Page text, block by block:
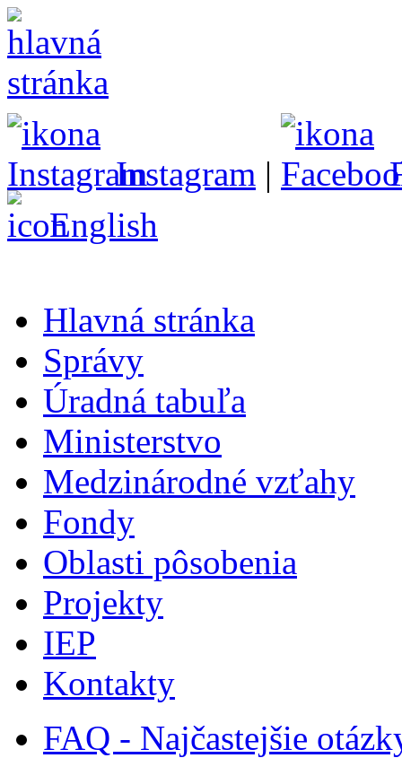
Instagram |
English
Hlavná stránka
Správy
Úradná tabuľa
Ministerstvo
Medzinárodné vzťahy
Fondy
Oblasti pôsobenia
Projekty
IEP
Kontakty
FAQ - Najčastejšie